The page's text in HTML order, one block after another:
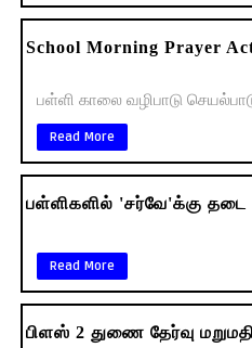
School Morning Prayer
பள்ளி காலை வழிபாடு
Read More
பள்ளிகளில் 'சர்வே'க்கு தடை
Read More
பிளஸ் 2 துணை தேர்வு